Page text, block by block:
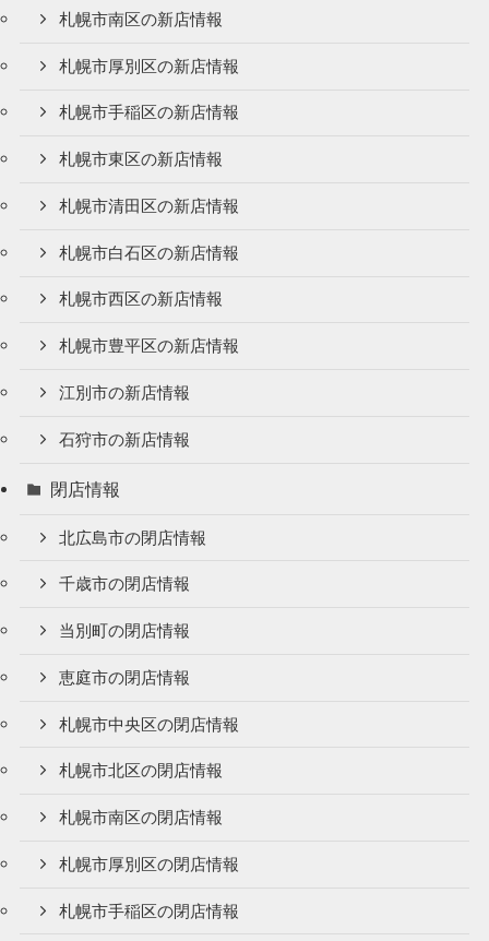
札幌市南区の新店情報
札幌市厚別区の新店情報
札幌市手稲区の新店情報
札幌市東区の新店情報
札幌市清田区の新店情報
札幌市白石区の新店情報
札幌市西区の新店情報
札幌市豊平区の新店情報
江別市の新店情報
石狩市の新店情報
閉店情報
北広島市の閉店情報
千歳市の閉店情報
当別町の閉店情報
恵庭市の閉店情報
札幌市中央区の閉店情報
札幌市北区の閉店情報
札幌市南区の閉店情報
札幌市厚別区の閉店情報
札幌市手稲区の閉店情報